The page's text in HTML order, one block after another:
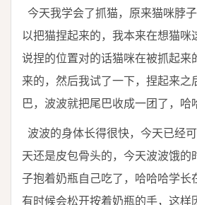
今天我学会了抓猫，原来猫咪脖
以把猫捏起来的，我本来在想猫咪
说捏的位置对的话猫咪在被抓起来
来的，然后我试了一下，捏起来之
巴，波波就把尾巴收成一团了，哈
波波的身体长得很快，今天已经
天还是皮包骨头的，今天波波饿的
子抱着奶瓶自己吃了，哈哈哈学长
有时候会松开按着奶瓶的手，这样